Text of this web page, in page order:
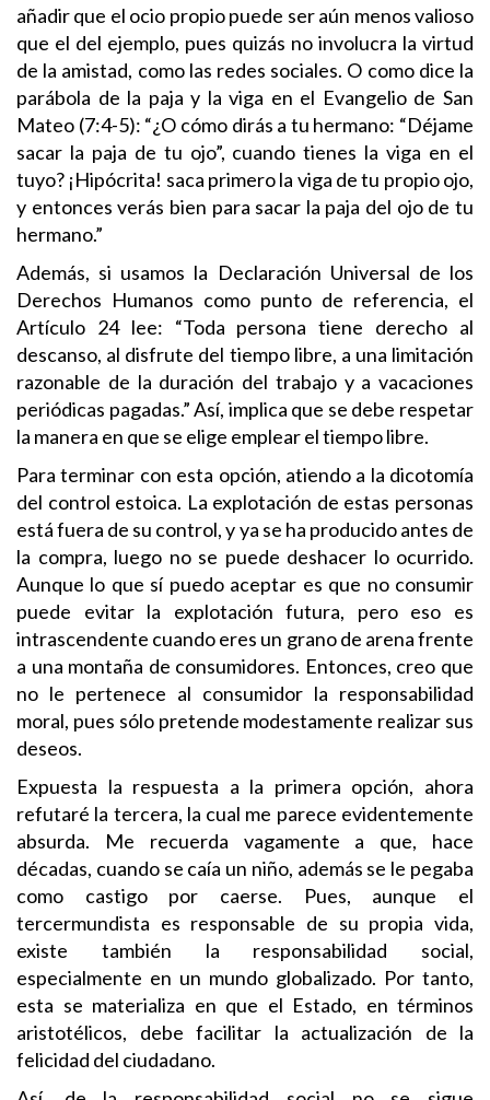
añadir que el ocio propio puede ser aún menos valioso
que el del ejemplo, pues quizás no involucra la virtud
de la amistad, como las redes sociales. O como dice la
parábola de la paja y la viga en el Evangelio de San
Mateo (7:4-5): “¿O cómo dirás a tu hermano: “Déjame
sacar la paja de tu ojo”, cuando tienes la viga en el
tuyo? ¡Hipócrita! saca primero la viga de tu propio ojo,
y entonces verás bien para sacar la paja del ojo de tu
hermano.”
Además, si usamos la Declaración Universal de los
Derechos Humanos como punto de referencia, el
Artículo 24 lee: “Toda persona tiene derecho al
descanso, al disfrute del tiempo libre, a una limitación
razonable de la duración del trabajo y a vacaciones
periódicas pagadas.” Así, implica que se debe respetar
la manera en que se elige emplear el tiempo libre.
Para terminar con esta opción, atiendo a la dicotomía
del control estoica. La explotación de estas personas
está fuera de su control, y ya se ha producido antes de
la compra, luego no se puede deshacer lo ocurrido.
Aunque lo que sí puedo aceptar es que no consumir
puede evitar la explotación futura, pero eso es
intrascendente cuando eres un grano de arena frente
a una montaña de consumidores. Entonces, creo que
no le pertenece al consumidor la responsabilidad
moral, pues sólo pretende modestamente realizar sus
deseos.
Expuesta la respuesta a la primera opción, ahora
refutaré la tercera, la cual me parece evidentemente
absurda. Me recuerda vagamente a que, hace
décadas, cuando se caía un niño, además se le pegaba
como castigo por caerse. Pues, aunque el
tercermundista es responsable de su propia vida,
existe también la responsabilidad social,
especialmente en un mundo globalizado. Por tanto,
esta se materializa en que el Estado, en términos
aristotélicos, debe facilitar la actualización de la
felicidad del ciudadano.